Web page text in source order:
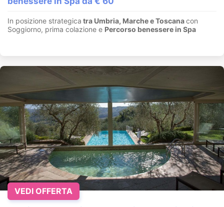
In posizione strategica tra Umbria, Marche e Toscanacon
Soggiorno, prima colazione e Percorso benessere in Spa
VEDI OFFERTA